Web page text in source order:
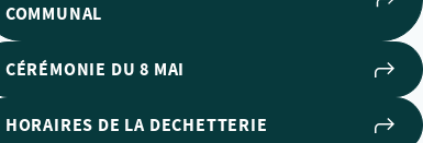
COMMUNAL
CÉRÉMONIE DU 8 MAI
HORAIRES DE LA DECHETTERIE